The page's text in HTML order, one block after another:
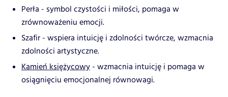
Perła - symbol czystości i miłości, pomaga w
zrównoważeniu emocji.
Szafir - wspiera intuicję i zdolności twórcze, wzmacnia
zdolności artystyczne.
Kamień księżycowy - wzmacnia intuicję i pomaga w
osiągnięciu emocjonalnej równowagi.